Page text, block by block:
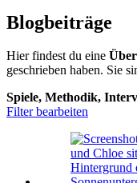
Blogbeiträge
Hier findest du eine
geschrieben haben. Sie
Spiele, Methodik,
Filter bearbeiten